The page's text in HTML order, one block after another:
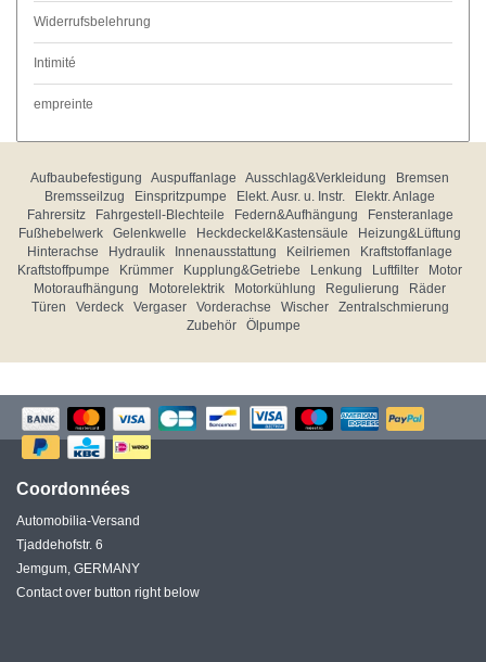
Widerrufsbelehrung
Intimité
empreinte
Aufbaubefestigung Auspuffanlage Ausschlag&Verkleidung
Bremsen
Bremsseilzug
Einspritzpumpe Elekt. Ausr. u. Instr.
Elektr. Anlage
Fahrersitz
Fahrgestell-Blechteile Federn&Aufhängung
Fensteranlage
Fußhebelwerk
Gelenkwelle Heckdeckel&Kastensäule
Heizung&Lüftung
Hinterachse
Hydraulik Innenausstattung Keilriemen
Kraftstoffanlage
Kraftstoffpumpe
Krümmer Kupplung&Getriebe Lenkung Luftfilter
Motor
Motoraufhängung
Motorelektrik Motorkühlung Regulierung
Räder
Türen
Verdeck Vergaser Vorderachse Wischer
Zentralschmierung
Zubehör
Ölpumpe
Coordonnées
Automobilia-Versand
Tjaddehofstr. 6
Jemgum, GERMANY
Contact over button right below